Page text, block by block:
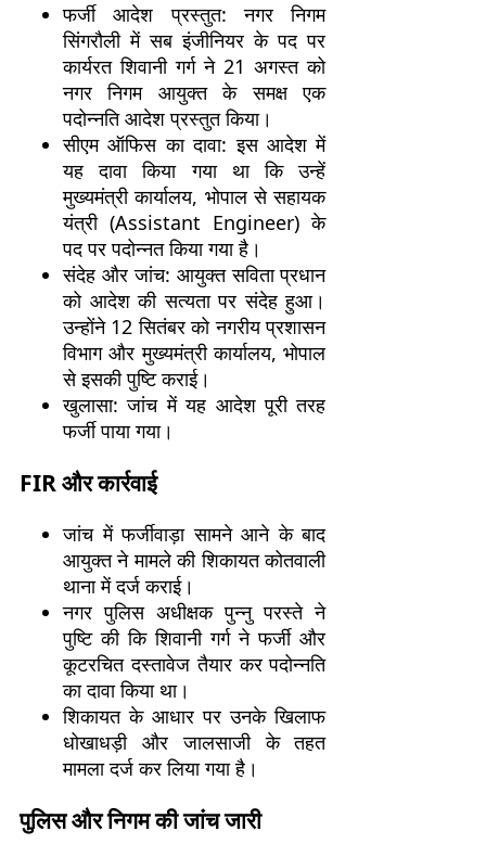
फर्जी आदेश प्रस्तुत: नगर निगम
सिंगरौली में सब इंजीनियर के पद पर
कार्यरत शिवानी गर्ग ने 21 अगस्त को
नगर निगम आयुक्त के समक्ष एक
पदोन्नति आदेश प्रस्तुत किया।
सीएम ऑफिस का दावा: इस आदेश में
यह दावा किया गया था कि उन्हें
मुख्यमंत्री कार्यालय, भोपाल से सहायक
यंत्री (Assistant Engineer) के
पद पर पदोन्नत किया गया है।
संदेह और जांच: आयुक्त सविता प्रधान
को आदेश की सत्यता पर संदेह हुआ।
उन्होंने 12 सितंबर को नगरीय प्रशासन
विभाग और मुख्यमंत्री कार्यालय, भोपाल
से इसकी पुष्टि कराई।
खुलासा: जांच में यह आदेश पूरी तरह
फर्जी पाया गया।
FIR और कार्रवाई
जांच में फर्जीवाड़ा सामने आने के बाद
आयुक्त ने मामले की शिकायत कोतवाली
थाना में दर्ज कराई।
नगर पुलिस अधीक्षक पुन्नु परस्ते ने
पुष्टि की कि शिवानी गर्ग ने फर्जी और
कूटरचित दस्तावेज तैयार कर पदोन्नति
का दावा किया था।
शिकायत के आधार पर उनके खिलाफ
धोखाधड़ी और जालसाजी के तहत
मामला दर्ज कर लिया गया है।
पुलिस और निगम की जांच जारी